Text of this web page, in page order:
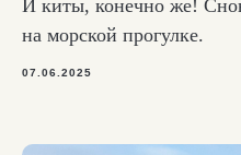
И киты, конечно же!
на морской прогулке.
07.06.2025
Отдых в Териберке
Северное сияние